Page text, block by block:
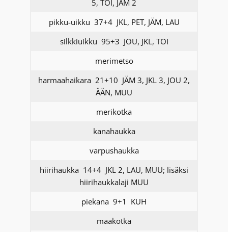
5, TOI, JÄM 2
pikku-uikku 37+4 JKL, PET, JÄM, LAU
silkkiuikku 95+3 JOU, JKL, TOI
merimetso
harmaahaikara 21+10 JÄM 3, JKL 3, JOU 2,
ÄÄN, MUU
merikotka
kanahaukka
varpushaukka
hiirihaukka 14+4 JKL 2, LAU, MUU; lisäksi
hiirihaukkalaji MUU
piekana 9+1 KUH
maakotka